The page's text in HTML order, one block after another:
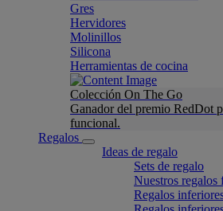
Gres
Hervidores
Molinillos
Silicona
Herramientas de cocina
Colección On The Go
Ganador del premio RedDot
funcional.
Regalos
Ideas de regalo
Sets de regalo
Nuestros regalos
Regalos